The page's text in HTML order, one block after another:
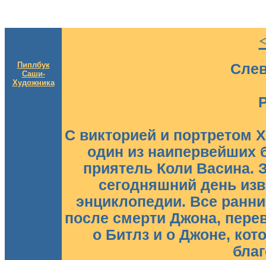
Пиплбук
Саши-
Художника
С викторией и портретом
один из наипервейших
приятель Коли Васина.
сегодняшний день
энциклопедии. Все
после смерти Джона,
о Битлз и о Джоне,